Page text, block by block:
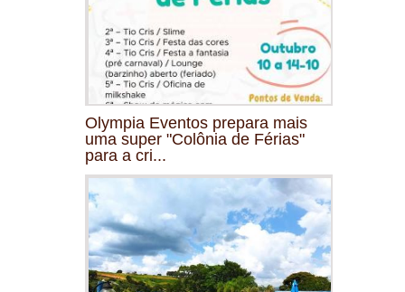
Olympia Eventos prepara mais
uma super "Colônia de Férias"
para a cri...